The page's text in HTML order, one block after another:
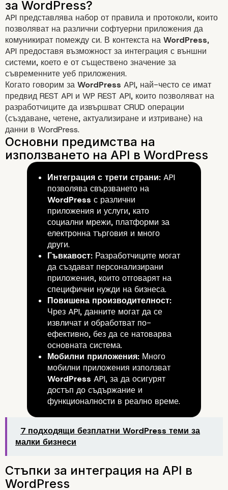
WordPress и API: как
изградим адаптивни
системи
Какво е API и какво
за WordPress?
API представлява набор от правила и протоколи, които
позволяват на различни софтуерни приложения да
комуникират помежду си. В контекста на WordPress,
API предоставя възможност за интеграция с външни
системи, което е от съществено значение за
съвременните уеб приложения.
Когато говорим за WordPress API, най-често се имат
предвид REST API и WP REST API, които позволяват на
разработчиците да извършват CRUD операции
(създаване, четене, актуализиране и изтриване) на
данни в WordPress.
Основни предимства на
използването на API в
Интеграция с трети страни:API
позволява свързването на
WordPress с различни
приложения и услуги, като
социални мрежи, платформи за
електронна търговия и много
други.
Гъвкавост:Разработчиците могат
да създават персонализирани
приложения, които отговарят на
специфични нужди на бизнеса.
Повишена производителност:
Чрез API, данните могат да се
извличат и обработват по-
ефективно, без да се натоварва
основната система.
Мобилни приложения:Много
мобилни приложения използват
WordPress API, за да осигурят
достъп до съдържание и
функционалности в реално време.
7 подходящи безплатни WordPress теми за
малки бизнеси